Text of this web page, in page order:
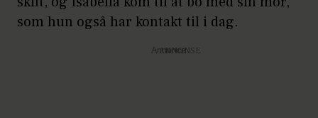
som hun også har kontakt til i dag.
Annonce